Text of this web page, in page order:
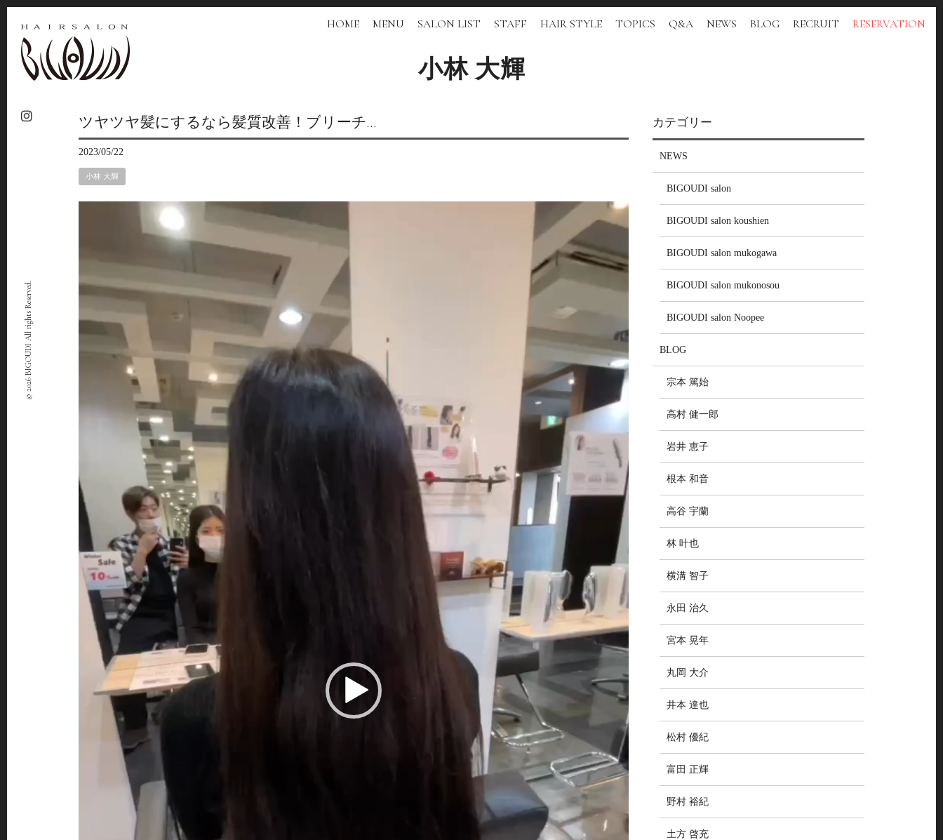
HOME MENU SALON LIST STAFF HAIR STYLE TOPICS Q&A NEWS BLOG RECRUIT RESERVATION
© 2026 BIGOUDI All rights Reserved.
小林 大輝
ツヤツヤ髪にするなら髪質改善！ブリーチ…
2023/05/22
小林 大輝
ヤ
カテゴリー
NEWS
BIGOUDI salon
BIGOUDI salon koushien
BIGOUDI salon mukogawa
BIGOUDI salon mukonosou
BIGOUDI salon Noopee
BLOG
宗本 篤始
高村 健一郎
岩井 恵子
根本 和音
高谷 宇蘭
林 叶也
横溝 智子
永田 治久
宮本 晃年
丸岡 大介
井本 達也
松村 優紀
富田 正輝
野村 裕紀
土方 啓充